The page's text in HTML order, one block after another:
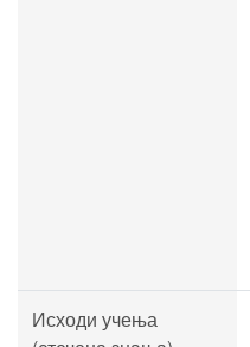
Исходи учења